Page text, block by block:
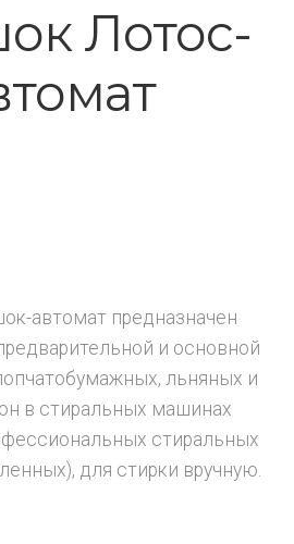
Лотос-
автомат предназначен
и основной
льняных и
в стиральных машинах
стиральных
для стирки вручную.